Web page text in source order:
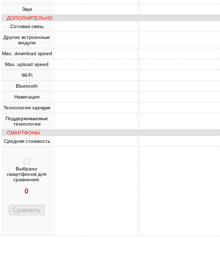
Звук
ДОПОЛНИТЕЛЬНО
Сотовая связь
Другие встроенные
модули
Max. download speed
Max. upload speed
Wi-Fi
Bluetooth
Навигация
Технология зарядки
Поддерживаемые
технологии
СМАРТФОНЫ
Средняя стоимость
Выбрано
смартфонов для
сравнения:
0
Сравнить